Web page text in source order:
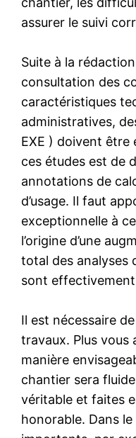
assurer le suivi
Suite à la
consultation des
caractéristiques
administratives,
EXE ) doivent être
ces études est de
annotations de
d’usage. Il faut
exceptionnelle à
l’origine d’une
total des analyses
sont effectivement
Il est nécessaire
travaux. Plus vous
manière
chantier sera
véritable et faites
honorable. Dans